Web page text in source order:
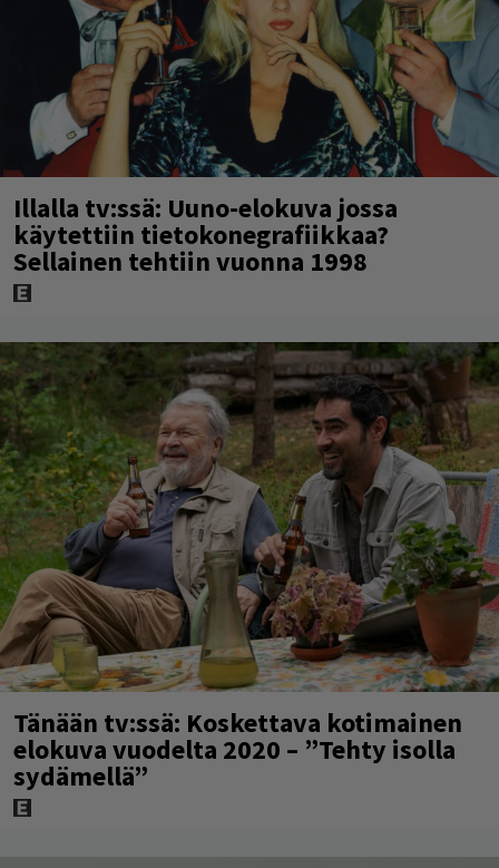
Illalla tv:ssä: Uuno-elokuva jossa
käytettiin tietokonegrafiikkaa?
Sellainen tehtiin vuonna 1998
Tänään tv:ssä: Koskettava kotimainen
elokuva vuodelta 2020 – ”Tehty isolla
sydämellä”